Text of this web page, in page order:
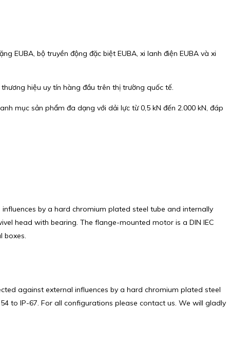
EUBA, bộ truyền động đặc biệt EUBA, xi lanh điện EUBA và xi
hiệu uy tín hàng đầu trên thị trường quốc tế.
mục sản phẩm đa dạng với dải lực từ 0,5 kN đến 2.000 kN, đáp
by a hard chromium plated steel tube and internally
head with bearing. The flange-mounted motor is a DIN IEC
boxes.
against external influences by a hard chromium plated steel
to IP-67. For all configurations please contact us. We will gladly